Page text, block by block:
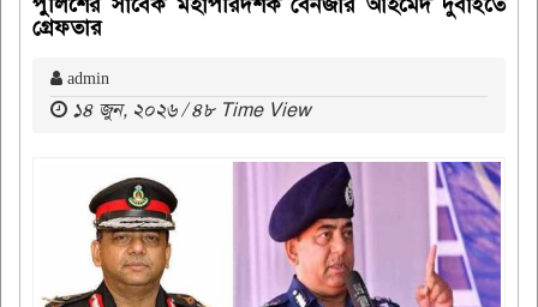
গ্রেফতার
admin
১৪ জুন, ২০২৬ / ৪৮ Time View